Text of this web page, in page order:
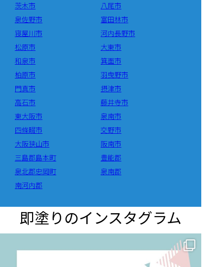
茨木市
八尾市
泉佐野市
富田林市
寝屋川市
河内長野市
松原市
大東市
和泉市
箕面市
柏原市
羽曳野市
門真市
摂津市
高石市
藤井寺市
東大阪市
泉南市
四條畷市
交野市
大阪狭山市
阪南市
三島郡島本町
豊能郡
泉北郡忠岡町
泉南郡
南河内郡
即塗りのインスタグラム
✨ 賢いお金の使い方！外壁塗装でコストダウンする方法 🏠